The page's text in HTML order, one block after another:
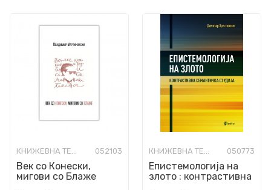
КНИЖЕВНА ТЕОРИЈА И КРИТИКА 052103
Век со Конески,
мигови со Блаже
КНИЖЕВНА ТЕОРИЈА И КРИТИКА 050773
Епистемологија на
злото : контрастивна